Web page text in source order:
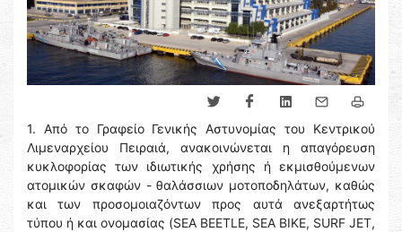
1. Από το Γραφείο Γενικής Αστυνομίας του Κεντρικού
Λιμεναρχείου Πειραιά, ανακοινώνεται η απαγόρευση
κυκλοφορίας των ιδιωτικής χρήσης ή εκμισθούμενων
ατομικών σκαφών - θαλάσσιων μοτοποδηλάτων, καθώς
και των προσομοιαζόντων προς αυτά ανεξαρτήτως
τύπου ή και ονομασίας (SEA BEETLE, SEA BIKE, SURF JET,